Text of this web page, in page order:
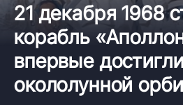
21 декабря 1968
корабль
впервые достигли
окололунной